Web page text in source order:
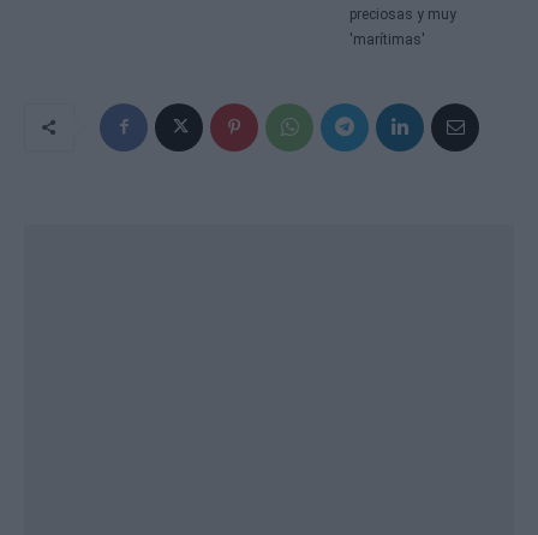
preciosas y muy
'marítimas'